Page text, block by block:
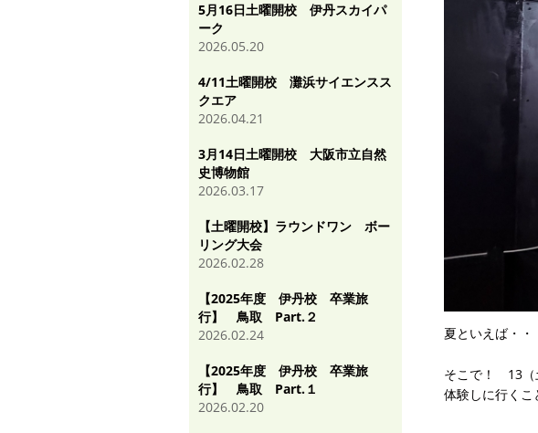
夏といえば・
そこで！ 13（
体験しに行くこ
5月16日土曜開校 伊丹スカイパ
ーク
2026.05.20
4/11土曜開校 灘浜サイエンスス
クエア
2026.04.21
3月14日土曜開校 大阪市立自然
史博物館
2026.03.17
【土曜開校】ラウンドワン ボー
リング大会
2026.02.28
【2025年度 伊丹校 卒業旅
行】 鳥取 Part.２
2026.02.24
【2025年度 伊丹校 卒業旅
行】 鳥取 Part.１
2026.02.20